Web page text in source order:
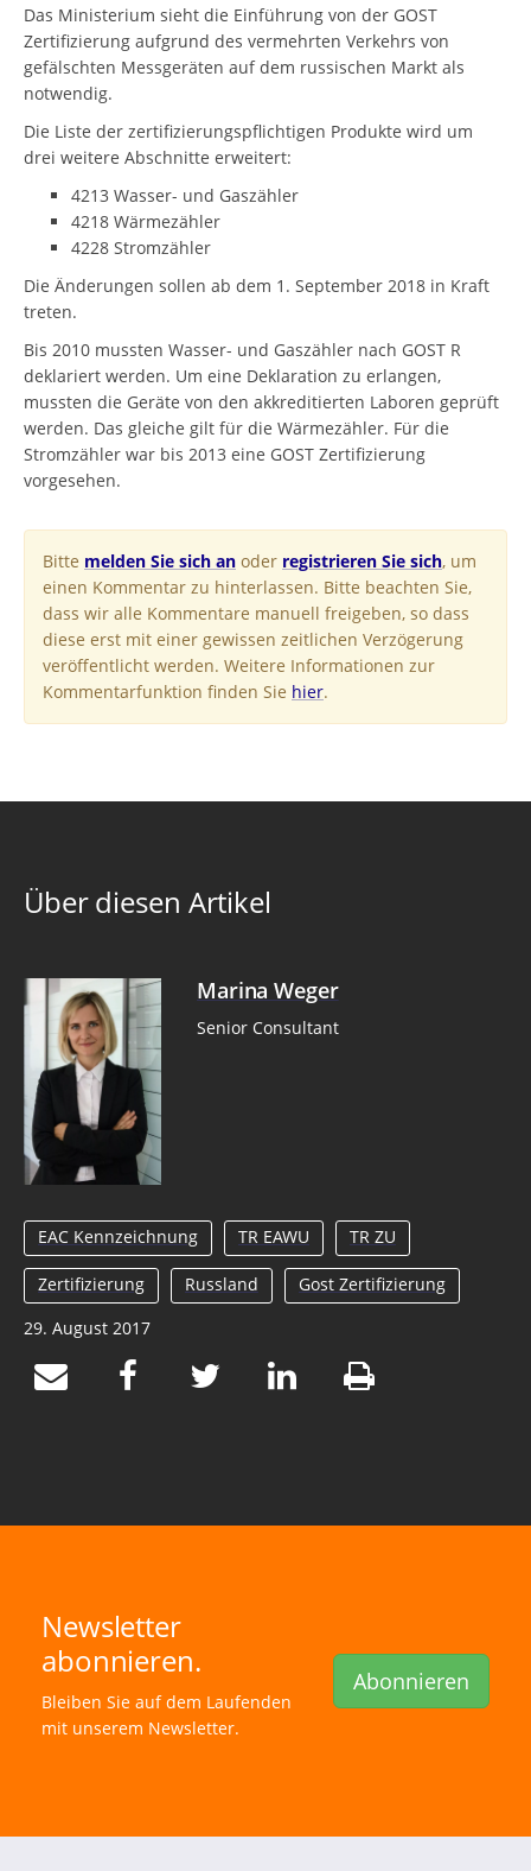
Das Ministerium sieht die Einführung von der GOST
Zertifizierung aufgrund des vermehrten Verkehrs von
gefälschten Messgeräten auf dem russischen Markt als
notwendig.
Die Liste der zertifizierungspflichtigen Produkte wird um
drei weitere Abschnitte erweitert:
4213 Wasser- und Gaszähler
4218 Wärmezähler
4228 Stromzähler
Die Änderungen sollen ab dem 1. September 2018 in Kraft
treten.
Bis 2010 mussten Wasser- und Gaszähler nach GOST R
deklariert werden. Um eine Deklaration zu erlangen,
mussten die Geräte von den akkreditierten Laboren geprüft
werden. Das gleiche gilt für die Wärmezähler. Für die
Stromzähler war bis 2013 eine GOST Zertifizierung
vorgesehen.
Bitte melden Sie sich an oder registrieren Sie sich, um
einen Kommentar zu hinterlassen. Bitte beachten Sie,
dass wir alle Kommentare manuell freigeben, so dass
diese erst mit einer gewissen zeitlichen Verzögerung
veröffentlicht werden. Weitere Informationen zur
Kommentarfunktion finden Sie hier.
Über diesen Artikel
Marina Weger
Senior Consultant
EAC Kennzeichnung TR EAWU TR ZU
Zertifizierung Russland
Gost Zertifizierung
29. August 2017
Newsletter
abonnieren.
Bleiben Sie auf dem Laufenden
mit unserem Newsletter.
Abonnieren